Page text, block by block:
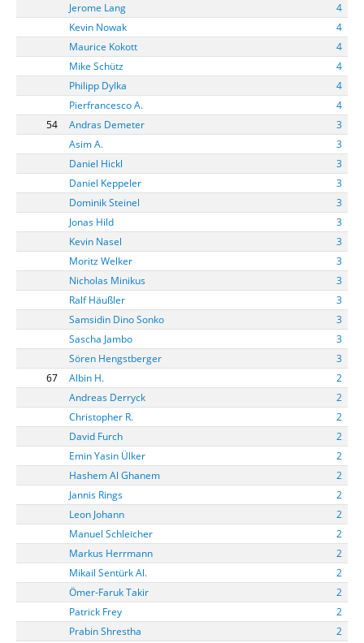
Jerome Lang
4
Kevin Nowak
4
Maurice Kokott
4
Mike Schütz
4
Philipp Dylka
4
Pierfrancesco A.
4
54
Andras Demeter
3
Asim A.
3
Daniel Hickl
3
Daniel Keppeler
3
Dominik Steinel
3
Jonas Hild
3
Kevin Nasel
3
Moritz Welker
3
Nicholas Minikus
3
Ralf Häußler
3
Samsidin Dino Sonko
3
Sascha Jambo
3
Sören Hengstberger
3
67
Albin H.
2
Andreas Derryck
2
Christopher R.
2
David Furch
2
Emin Yasin Ülker
2
Hashem Al Ghanem
2
Jannis Rings
2
Leon Johann
2
Manuel Schleicher
2
Markus Herrmann
2
Mikail Sentürk Al.
2
Ömer-Faruk Takir
2
Patrick Frey
2
Prabin Shrestha
2